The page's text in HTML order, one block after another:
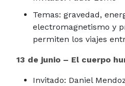
Temas: gravedad,
electromagnetismo y
permiten los viajes
13 de junio – El cuerpo
Invitado: Daniel